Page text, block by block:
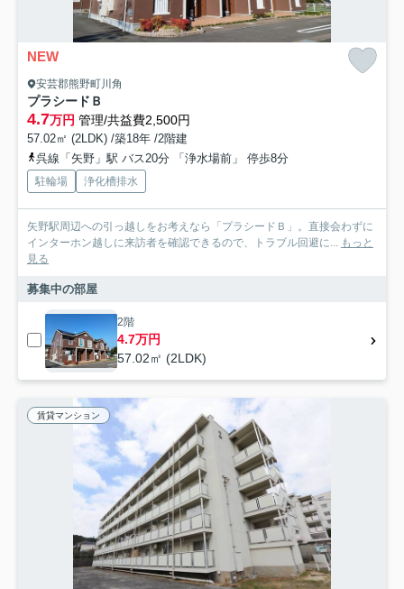
NEW
安芸郡熊野町川角
プラシードＢ
4.7万円 管理/共益費2,500円
57.02㎡ (2LDK) /築18年 /2階建
呉線「矢野」駅 バス20分 「浄水場前」 停歩8分
駐輪場 浄化槽排水
矢野駅周辺への引っ越しをお考えなら「プラシードＢ」。直接会わずに
インターホン越しに来訪者を確認できるので、トラブル回避に... もっと
見る
募集中の部屋
2階
4.7万円
57.02㎡ (2LDK)
賃貸マンション